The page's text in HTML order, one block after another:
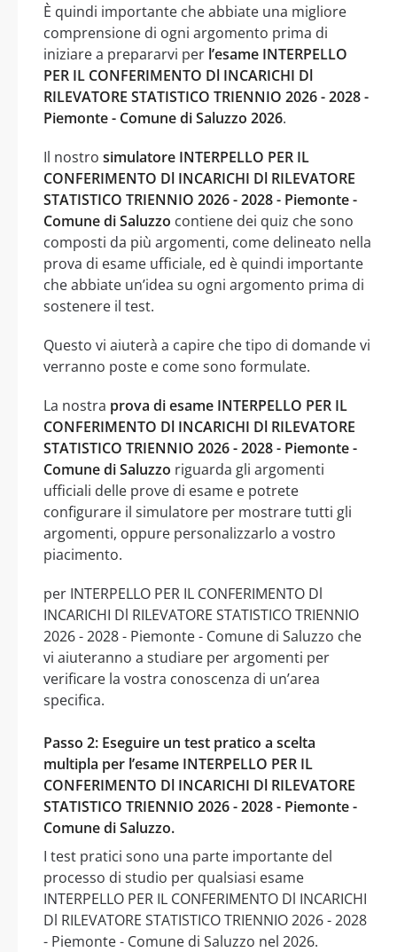
È quindi importante che abbiate una migliore
comprensione di ogni argomento prima di
iniziare a prepararvi per l’esame INTERPELLO
PER IL CONFERIMENTO Dl INCARICHI Dl
RILEVATORE STATISTICO TRIENNIO 2026 - 2028 -
Piemonte - Comune di Saluzzo 2026.
Il nostro simulatore INTERPELLO PER IL
CONFERIMENTO Dl INCARICHI Dl RILEVATORE
STATISTICO TRIENNIO 2026 - 2028 - Piemonte -
Comune di Saluzzo contiene dei quiz che sono
composti da più argomenti, come delineato nella
prova di esame ufficiale, ed è quindi importante
che abbiate un’idea su ogni argomento prima di
sostenere il test.
Questo vi aiuterà a capire che tipo di domande vi
verranno poste e come sono formulate.
La nostra prova di esame INTERPELLO PER IL
CONFERIMENTO Dl INCARICHI Dl RILEVATORE
STATISTICO TRIENNIO 2026 - 2028 - Piemonte -
Comune di Saluzzo riguarda gli argomenti
ufficiali delle prove di esame e potrete
configurare il simulatore per mostrare tutti gli
argomenti, oppure personalizzarlo a vostro
piacimento.
per INTERPELLO PER IL CONFERIMENTO Dl
INCARICHI Dl RILEVATORE STATISTICO TRIENNIO
2026 - 2028 - Piemonte - Comune di Saluzzo che
vi aiuteranno a studiare per argomenti per
verificare la vostra conoscenza di un’area
specifica.
Passo 2: Eseguire un test pratico a scelta
multipla per l’esame INTERPELLO PER IL
CONFERIMENTO Dl INCARICHI Dl RILEVATORE
STATISTICO TRIENNIO 2026 - 2028 - Piemonte -
Comune di Saluzzo.
I test pratici sono una parte importante del
processo di studio per qualsiasi esame
INTERPELLO PER IL CONFERIMENTO Dl INCARICHI
Dl RILEVATORE STATISTICO TRIENNIO 2026 - 2028
- Piemonte - Comune di Saluzzo nel 2026.